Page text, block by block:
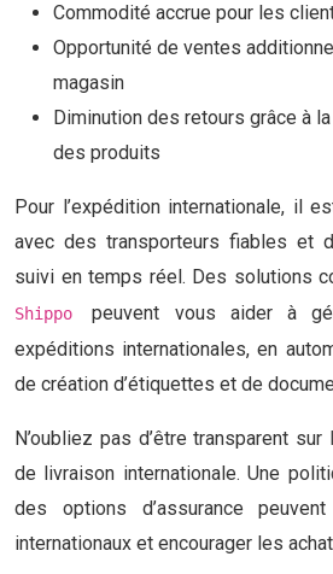
Commodité accrue pour les
Opportunité de ventes
magasin
Diminution des retours grâce à
des produits
Pour l’expédition internationale, il
avec des transporteurs fiables et
suivi en temps réel. Des solutions
Shippopeuvent vous aider à
expéditions internationales, en
de création d’étiquettes et de
N’oubliez pas d’être transparent
de livraison internationale. Une
des options d’assurance
internationaux et encourager les